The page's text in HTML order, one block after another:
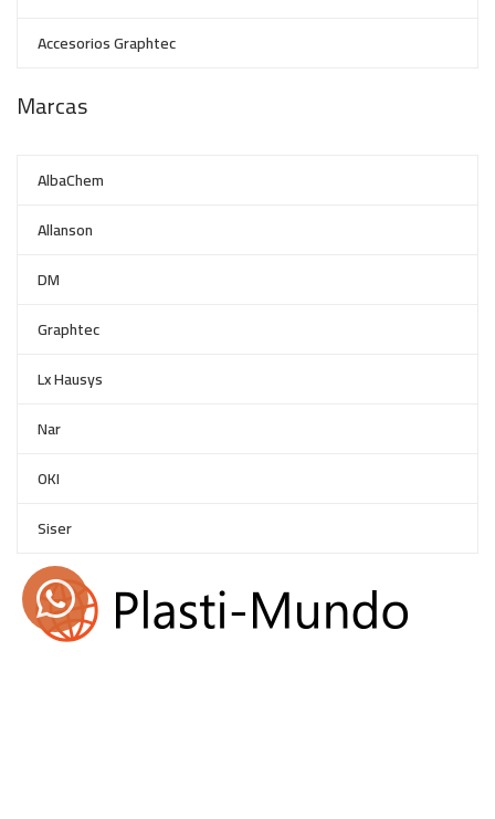
Accesorios Graphtec
Marcas
AlbaChem
Allanson
DM
Graphtec
Lx Hausys
Nar
OKI
Siser